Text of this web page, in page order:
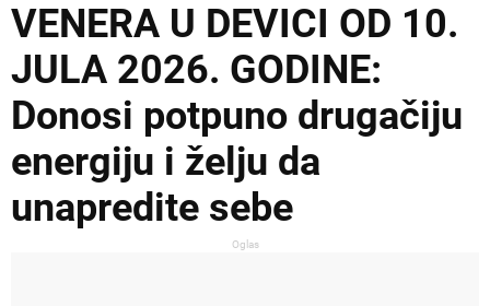
VENERA U DEVICI OD 10.
JULA 2026. GODINE:
Donosi potpuno drugačiju
energiju i želju da
unapredite sebe
Oglas